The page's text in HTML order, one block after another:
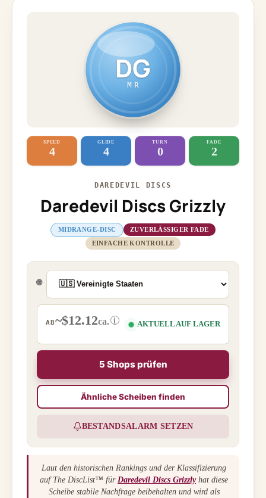
DG
MR
SPEED
4
GLIDE
4
TURN
0
FADE
2
DAREDEVIL DISCS
Daredevil Discs Grizzly
MIDRANGE-DISC
ZUVERLÄSSIGER FADE
EINFACHE KONTROLLE
🌐
AB~$12.12ca. i AKTUELL AUF LAGER
5 Shops prüfen
Ähnliche Scheiben finden
BESTANDSALARM SETZEN
Laut den historischen Rankings und der Klassifizierung
auf The DiscList™ für Daredevil Discs Grizzlyhat diese
Scheibe stabile Nachfrage beibehalten und wird als